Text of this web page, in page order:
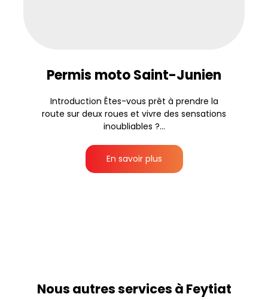
Permis moto Saint-Junien
Introduction Êtes-vous prêt à prendre la
route sur deux roues et vivre des sensations
inoubliables ?...
En savoir plus
Nous autres services à Feytiat